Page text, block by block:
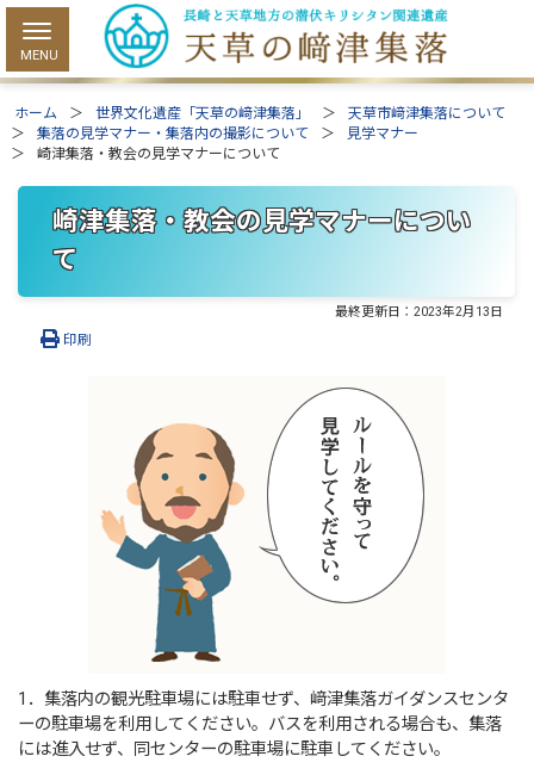
ホーム 世界文化遺産「天草の﨑津集落」
天草市﨑津集落について
集落の見学マナー・集落内の撮影について
見学マナー
崎津集落・教会の見学マナーについて
崎津集落・教会の見学マナーについ
て
最終更新日：2023年2月13日
印刷
1．集落内の観光駐車場には駐車せず、﨑津集落ガイダンスセンタ
ーの駐車場を利用してください。バスを利用される場合も、集落
には進入せず、同センターの駐車場に駐車してください。